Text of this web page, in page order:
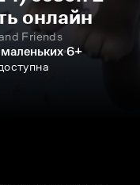
онлайн
Friends
6+